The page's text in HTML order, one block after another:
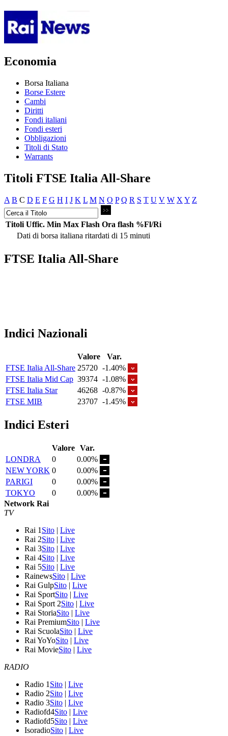
Economia
Borsa Italiana
Borse Estere
Cambi
Diritti
Fondi italiani
Fondi esteri
Obbligazioni
Titoli di Stato
Warrants
Titoli FTSE Italia All-Share
A B C D E F G H I J K L M N O P Q R S T U V W X Y Z
Titoli Uffic. Min Max Flash Ora flash %Fl/Ri
Dati di borsa italiana ritardati di 15 minuti
FTSE Italia All-Share
Indici Nazionali
Valore
Var.
FTSE Italia All-Share 25720 -1.40%
FTSE Italia Mid Cap 39374 -1.08%
FTSE Italia Star
46268 -0.87%
FTSE MIB
23707 -1.45%
Indici Esteri
Valore Var.
LONDRA
0
0.00%
NEW YORK 0
0.00%
PARIGI
0
0.00%
TOKYO
0
0.00%
Network Rai
TV
Rai 1 Sito | Live
Rai 2Sito | Live
Rai 3Sito | Live
Rai 4Sito | Live
Rai 5Sito | Live
RainewsSito | Live
Rai GulpSito | Live
Rai SportSito | Live
Rai Sport 2Sito | Live
Rai StoriaSito | Live
Rai PremiumSito | Live
Rai ScuolaSito | Live
Rai YoYoSito | Live
Rai MovieSito | Live
RADIO
Radio 1 Sito | Live
Radio 2Sito | Live
Radio 3Sito | Live
Radiofd4Sito | Live
Radiofd5Sito | Live
IsoradioSito | Live